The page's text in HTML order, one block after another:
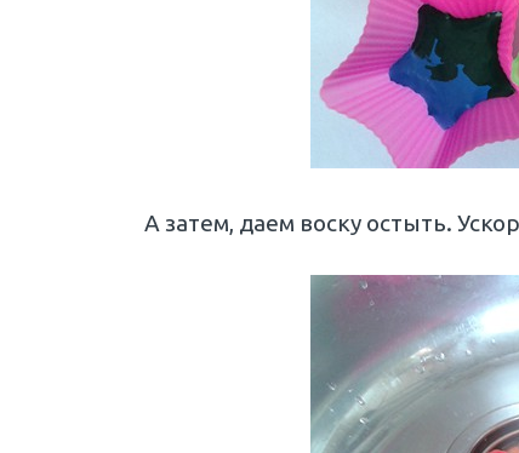
А затем, даем воску остыть.